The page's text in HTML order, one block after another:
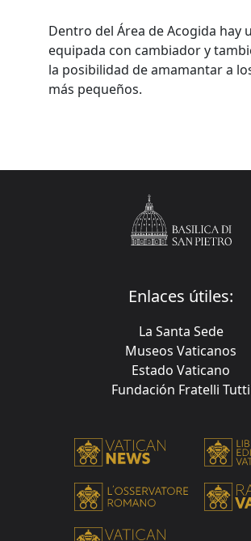
Dentro del Área de Acogida hay
equipada con cambiador y
la posibilidad de amamantar a
más pequeños.
Enlaces útiles:
La Santa Sede
Museos Vaticanos
Estado Vaticano
Fundación Fratelli Tutti